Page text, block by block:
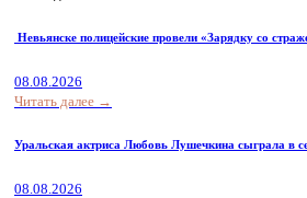
Невьянске полицейские провели «Зарядку со
08.08.2026
Читать далее →
Уральская актриса Любовь Лушечкина сыграла в
08.08.2026